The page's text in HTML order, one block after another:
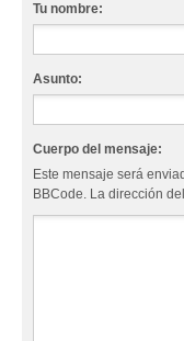
Tu nombre:
Asunto:
Cuerpo del mensaje:
Este mensaje será
BBCode. La dirección